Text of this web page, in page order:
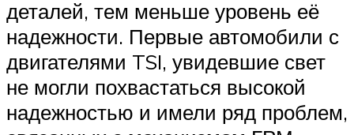
деталей, тем меньше уровень её
надежности. Первые автомобили с
двигателями TSI, увидевшие свет
не могли похвастаться высокой
надежностью и имели ряд проблем,